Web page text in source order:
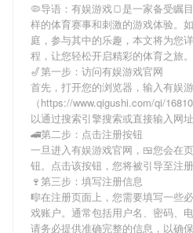
🦠导语： 有娱游戏🍞是一家备受瞩
样的体育赛事和刺激的游戏体验。
庭，参与其中的乐趣，本文将为您
程，让您轻松开启精彩的体育之旅。
🎷第一步：访问有娱游戏官网
首先，打开您的浏览器，输入有娱
（https://www.qigushi.com/qi/
以通过搜索引擎搜索或直接输入网址
🚄第二步：点击注册按钮
一旦进入有娱游戏官网，🍱您会在
钮。点击该按钮，您将被引导至注册
🍷第三步：填写注册信息
🎼在注册页面上，您需要填写一些
戏账户。通常包括用户名、密码、
请务必提供准确完整的信息，以确保